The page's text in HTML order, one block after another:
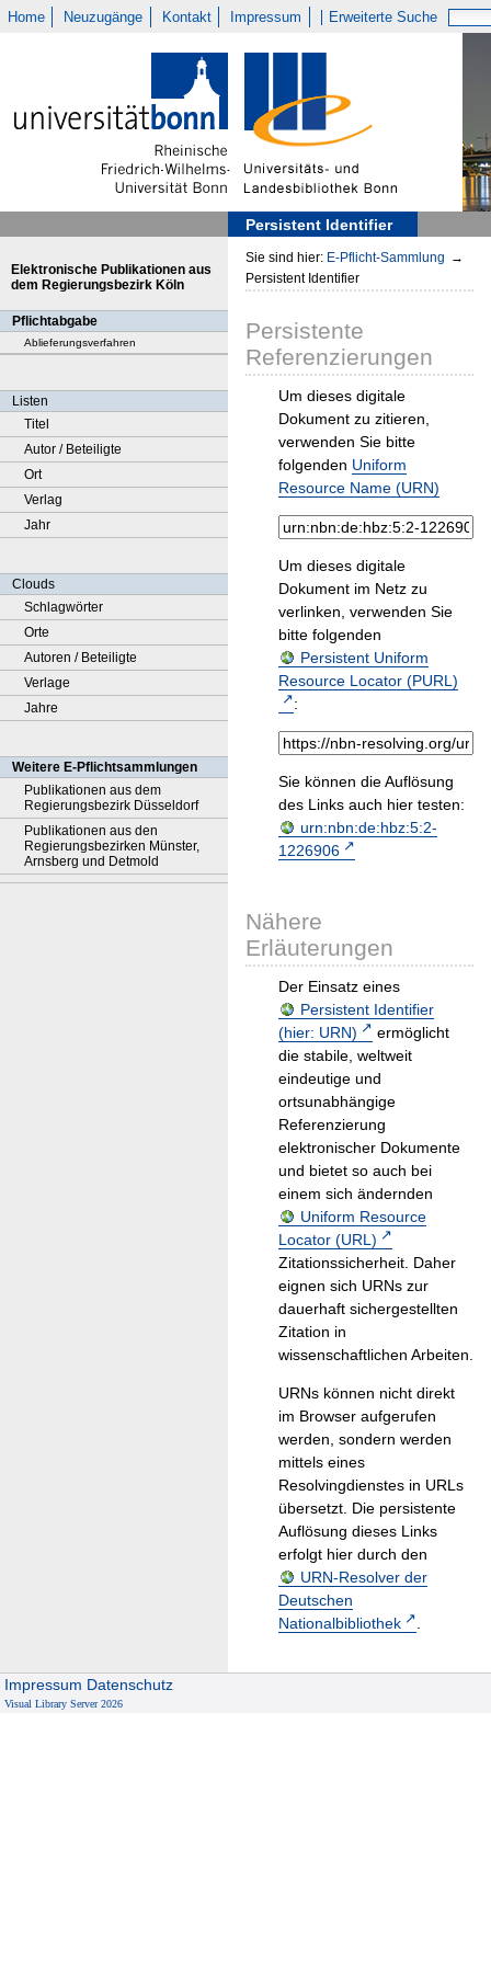
Home Neuzugänge Kontakt Impressum Erweiterte Suche
Persistent Identifier
Elektronische Publikationen aus
dem Regierungsbezirk Köln
Pflichtabgabe
Ablieferungsverfahren
Listen
Titel
Autor / Beteiligte
Ort
Verlag
Jahr
Clouds
Schlagwörter
Orte
Autoren / Beteiligte
Verlage
Jahre
Weitere E-Pflichtsammlungen
Publikationen aus dem
Regierungsbezirk Düsseldorf
Publikationen aus den
Regierungsbezirken Münster,
Arnsberg und Detmold
Sie sind hier: E-Pflicht-Sammlung →
Persistent Identifier
Persistente
Referenzierungen
Um dieses digitale
Dokument zu zitieren,
verwenden Sie bitte
folgenden Uniform
Resource Name (URN)
Um dieses digitale
Dokument im Netz zu
verlinken, verwenden Sie
bitte folgenden
Persistent Uniform
Resource Locator (PURL)
:
Sie können die Auflösung
des Links auch hier testen:
urn:nbn:de:hbz:5:2-
1226906
Nähere
Erläuterungen
Der Einsatz eines
Persistent Identifier
(hier: URN)
ermöglicht
die stabile, weltweit
eindeutige und
ortsunabhängige
Referenzierung
elektronischer Dokumente
und bietet so auch bei
einem sich ändernden
Uniform Resource
Locator (URL)
Zitationssicherheit. Daher
eignen sich URNs zur
dauerhaft sichergestellten
Zitation in
wissenschaftlichen Arbeiten.
URNs können nicht direkt
im Browser aufgerufen
werden, sondern werden
mittels eines
Resolvingdienstes in URLs
übersetzt. Die persistente
Auflösung dieses Links
erfolgt hier durch den
URN-Resolver der
Deutschen
Nationalbibliothek
.
Impressum Datenschutz
Visual Library Server 2026